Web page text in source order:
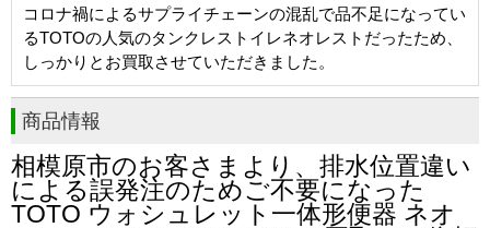
コロナ禍によるサプライチェーンの混乱で品不足になってい
るTOTOの人気のタンクレストイレネオレストだったため、
しっかりとお買取させていただきました。
商品情報
相模原市のお客さまより、排水位置違い
による誤発注のためご不要になった
TOTO ウォシュレット一体形便器 ネオ